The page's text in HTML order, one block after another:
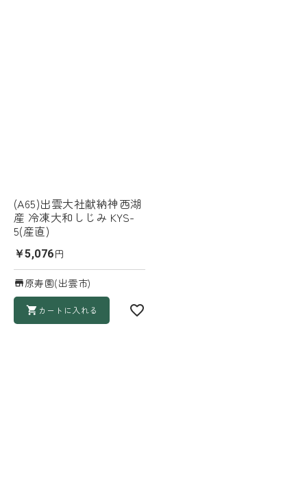
(A65)出雲大社献納神西湖
産 冷凍大和しじみ KYS-
5(産直)
￥5,076円
原寿園(出雲市)
カートに入れる